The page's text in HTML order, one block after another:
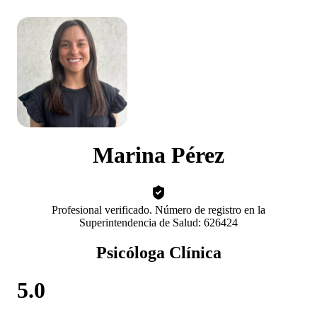
Marina Pérez
Profesional verificado. Número de registro en la
Superintendencia de Salud: 626424
Psicóloga Clínica
5.0